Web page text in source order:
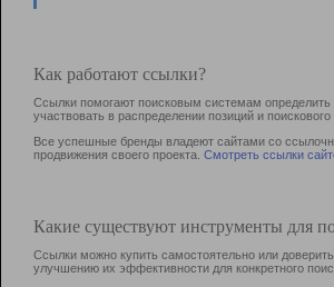
Как работают ссылки?
Ссылки помогают поисковым системам определить
участвовать в раcпределении позиций и
Все успешные бренды владеют сайтами со
продвижения своего проекта. Смотреть ссылки
Какие существуют инструменты для
Ссылки можно купить самостоятельно или
улучшению их эффективности для конкретного